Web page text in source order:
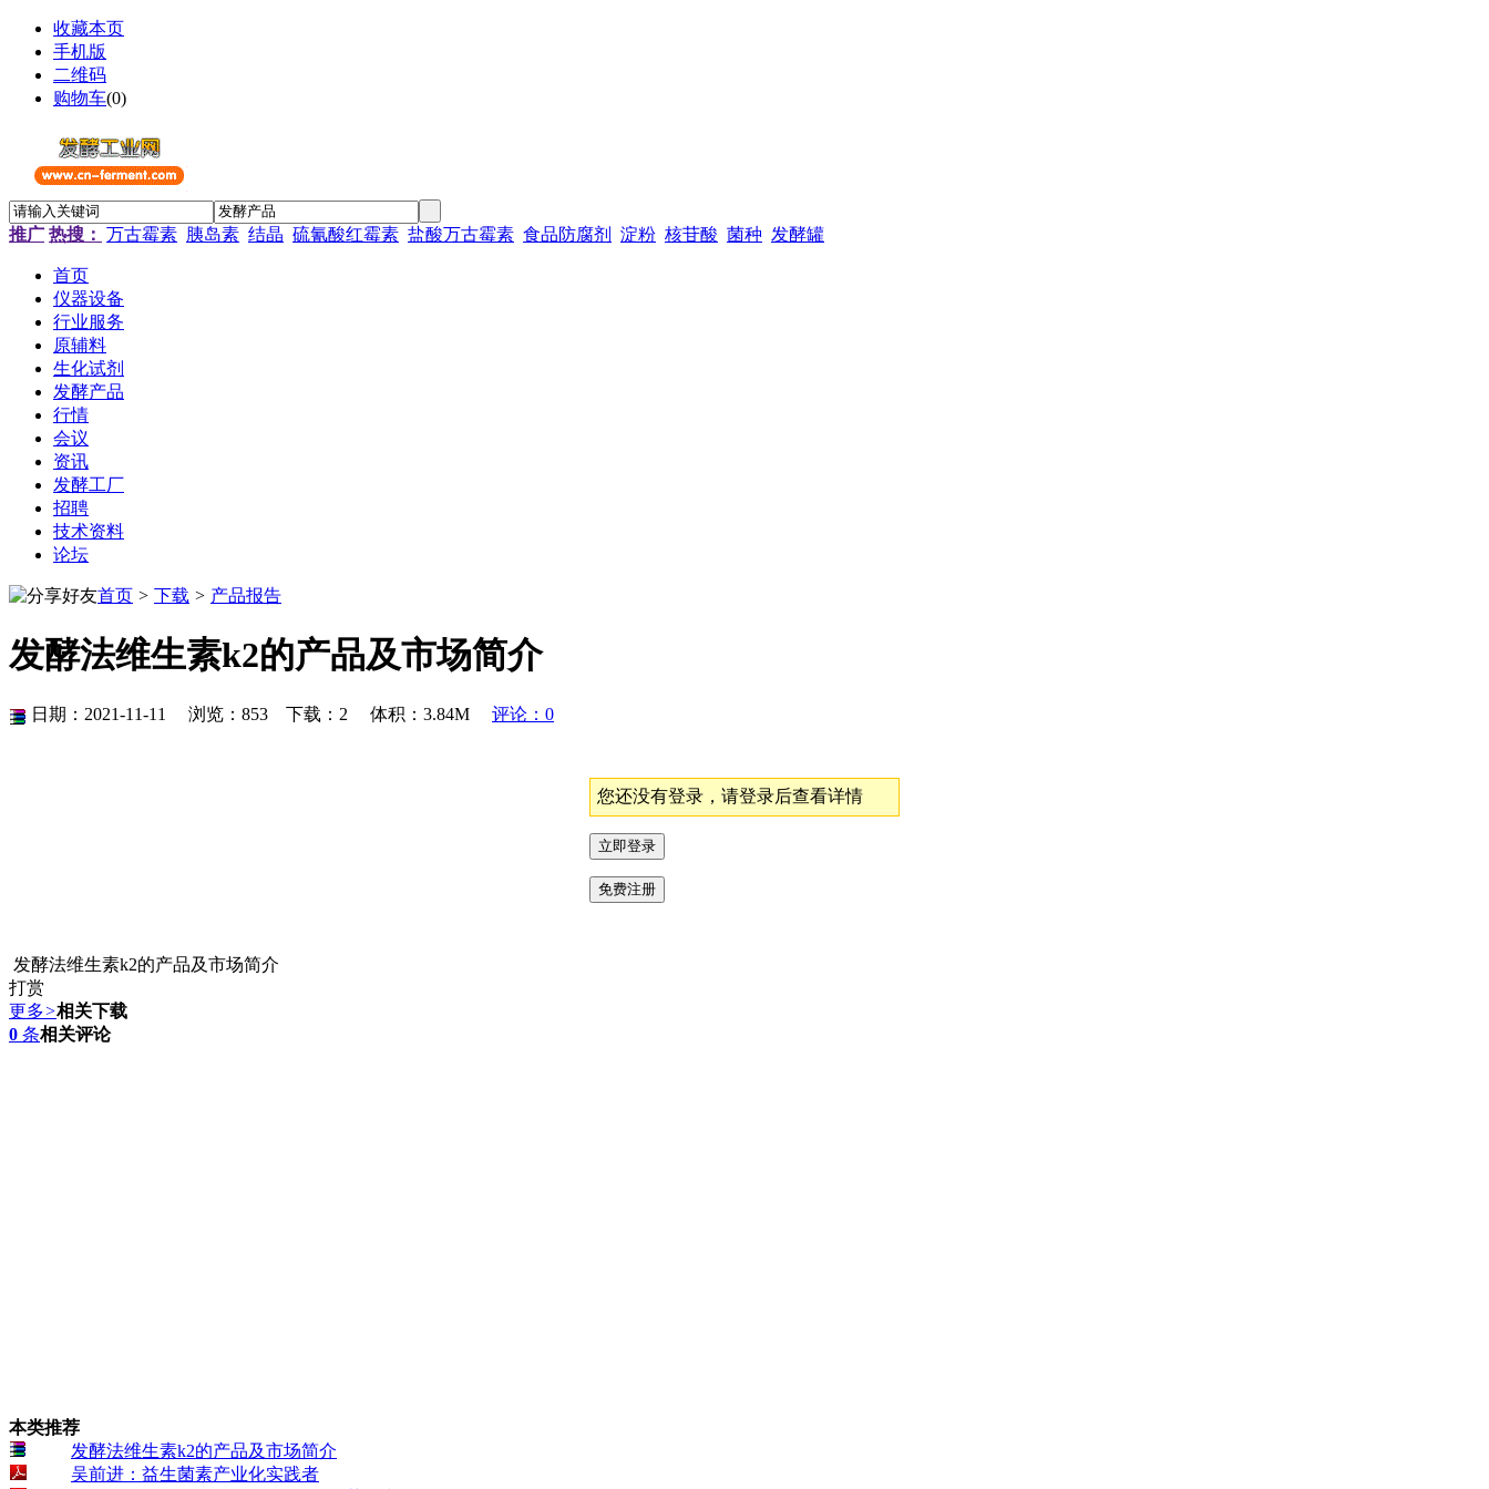
收藏本页
手机版
二维码
购物车(0)
推广 热搜： 万古霉素 胰岛素 结晶 硫氰酸红霉素 盐酸万古霉素 食品防腐剂 淀粉 核苷酸 菌种 发酵罐
首页
仪器设备
行业服务
原辅料
生化试剂
发酵产品
行情
会议
资讯
发酵工厂
招聘
技术资料
论坛
首页 > 下载 > 产品报告
发酵法维生素k2的产品及市场简介
日期：2021-11-11 浏览： 853 下载： 2 体积：3.84M 评论：0
您还没有登录，请登录后查看详情
发酵法维生素k2的产品及市场简介
打赏
更多>相关下载
0 条相关评论
本类推荐
发酵法维生素k2的产品及市场简介
吴前进：益生菌素产业化实践者